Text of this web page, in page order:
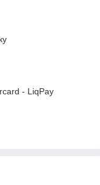
- LiqPay